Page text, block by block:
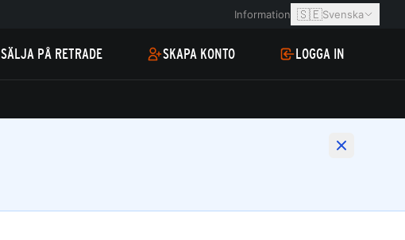
Information 🇸🇪Svenska
SÄLJA PÅ RETRADE SKAPA KONTO LOGGA IN